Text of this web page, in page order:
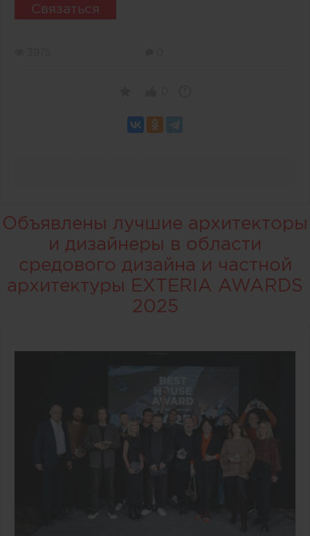
Связаться
Объявлены лучшие архитекторы
и дизайнеры в области
средового дизайна и частной
архитектуры EXTERIA AWARDS
2025